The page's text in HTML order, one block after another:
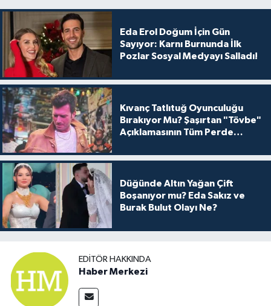
Eda Erol Doğum İçin Gün
Sayıyor: Karnı Burnunda İlk
Pozlar Sosyal Medyayı Salladı!
Kıvanç Tatlıtuğ Oyunculuğu
Bırakıyor Mu? Şaşırtan "Tövbe"
Açıklamasının Tüm Perde
Düğünde Altın Yağan Çift
Boşanıyor mu? Eda Sakız ve
Burak Bulut Olayı Ne?
EDITÖR HAKKINDA
Haber Merkezi